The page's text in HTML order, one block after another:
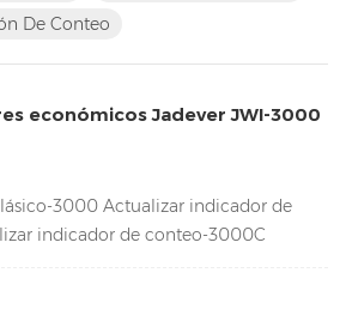
de acumulación y funciones
De Conteo
económicos Jadever JWI-3000
3000 Actualizar indicador de
indicador de conteo-3000C
Indicador de pesaje de piezas de